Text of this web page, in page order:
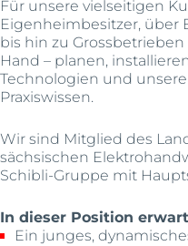
Für unsere vielseitigen
Eigenheimbesitzer, über
bis hin zu
Hand – planen,
Technologien und
Praxiswissen.
Wir sind Mitglied des
sächsischen
Schibli-Gruppe mit
In dieser Position
Ein junges,